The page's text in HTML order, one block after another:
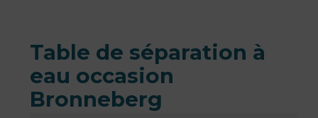
Table de séparation à
eau occasion
Bronneberg